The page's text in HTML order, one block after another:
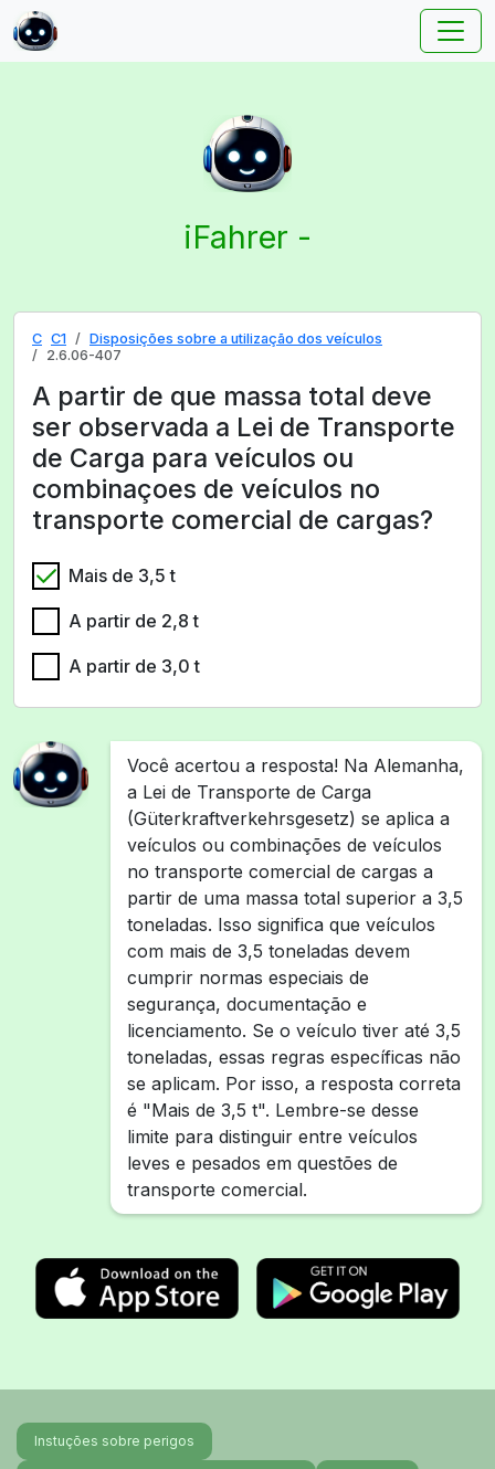
iFahrer -
C C1
Disposições sobre a utilização dos veículos
2.6.06-407
A partir de que massa total deve
ser observada a Lei de Transporte
de Carga para veículos ou
combinaçoes de veículos no
transporte comercial de cargas?
Mais de 3,5 t
A partir de 2,8 t
A partir de 3,0 t
Você acertou a resposta! Na Alemanha,
a Lei de Transporte de Carga
(Güterkraftverkehrsgesetz) se aplica a
veículos ou combinações de veículos
no transporte comercial de cargas a
partir de uma massa total superior a 3,5
toneladas. Isso significa que veículos
com mais de 3,5 toneladas devem
cumprir normas especiais de
segurança, documentação e
licenciamento. Se o veículo tiver até 3,5
toneladas, essas regras específicas não
se aplicam. Por isso, a resposta correta
é "Mais de 3,5 t". Lembre-se desse
limite para distinguir entre veículos
leves e pesados em questões de
transporte comercial.
Instuções sobre perigos